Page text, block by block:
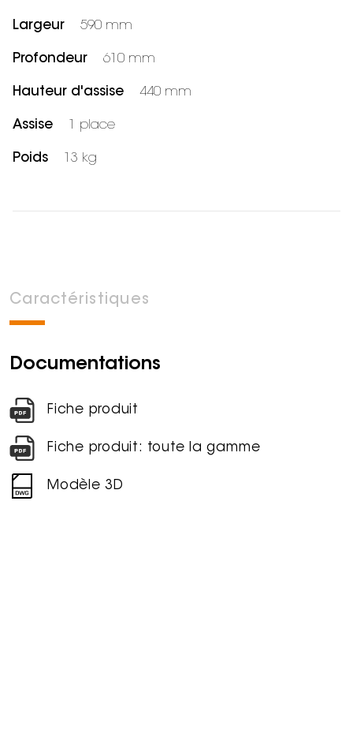
Largeur 590 mm
Profondeur 610 mm
Hauteur d'assise 440 mm
Assise 1 place
Poids 13 kg
Caractéristiques
Documentations
Fiche produit
Fiche produit: toute la gamme
Modèle 3D